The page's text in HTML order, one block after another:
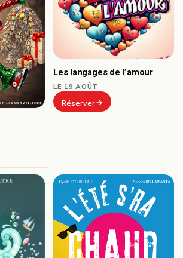
Les langages de l’amour
LE 19 AOÛT
Réserver